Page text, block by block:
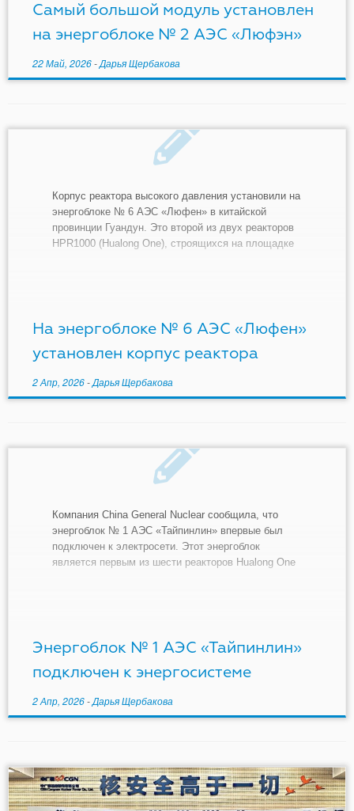
Самый большой модуль установлен
на энергоблоке № 2 АЭС «Люфэн»
22 Май, 2026-Дарья Щербакова
Корпус реактора высокого давления установили на
энергоблоке № 6 АЭС «Люфен» в китайской
провинции Гуандун. Это второй из двух реакторов
HPR1000 (Hualong One), строящихся на площадке
высокого […]
На энергоблоке № 6 АЭС «Люфен»
установлен корпус реактора
2 Апр, 2026-Дарья Щербакова
Компания China General Nuclear сообщила, что
энергоблок № 1 АЭС «Тайпинлин» впервые был
подключен к электросети. Этот энергоблок
является первым из шести реакторов Hualong One
экологии […]
Энергоблок № 1 АЭС «Тайпинлин»
подключен к энергосистеме
2 Апр, 2026-Дарья Щербакова